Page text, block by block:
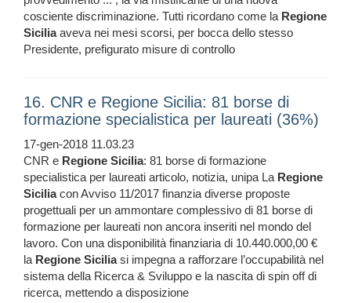
cosciente discriminazione. Tutti ricordano come la Regione
Siciliaaveva nei mesi scorsi, per bocca dello stesso
Presidente, prefigurato misure di controllo
16. CNR e Regione Sicilia: 81 borse di
formazione specialistica per laureati (36%)
17-gen-2018 11.03.23
CNR e Regione Sicilia: 81 borse di formazione
specialistica per laureati articolo, notizia, unipa La Regione
Siciliacon Avviso 11/2017 finanzia diverse proposte
progettuali per un ammontare complessivo di 81 borse di
formazione per laureati non ancora inseriti nel mondo del
lavoro. Con una disponibilità finanziaria di 10.440.000,00 €
la Regione Siciliasi impegna a rafforzare l’occupabilità nel
sistema della Ricerca & Sviluppo e la nascita di spin off di
ricerca, mettendo a disposizione